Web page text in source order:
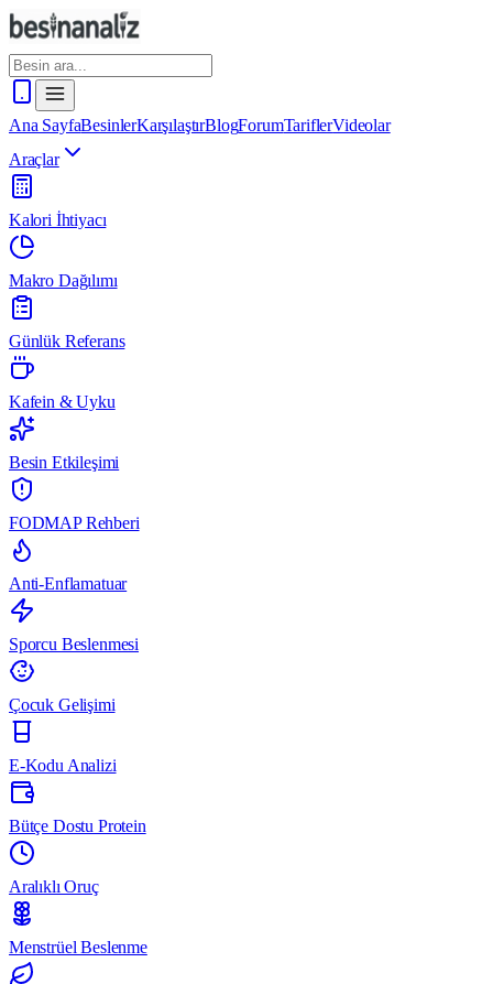
Ana SayfaBesinlerKarşılaştırBlogForumTariflerVideolar
Araçlar
Kalori İhtiyacı
Makro Dağılımı
Günlük Referans
Kafein & Uyku
Besin Etkileşimi
FODMAP Rehberi
Anti-Enflamatuar
Sporcu Beslenmesi
Çocuk Gelişimi
E-Kodu Analizi
Bütçe Dostu Protein
Aralıklı Oruç
Menstrüel Beslenme